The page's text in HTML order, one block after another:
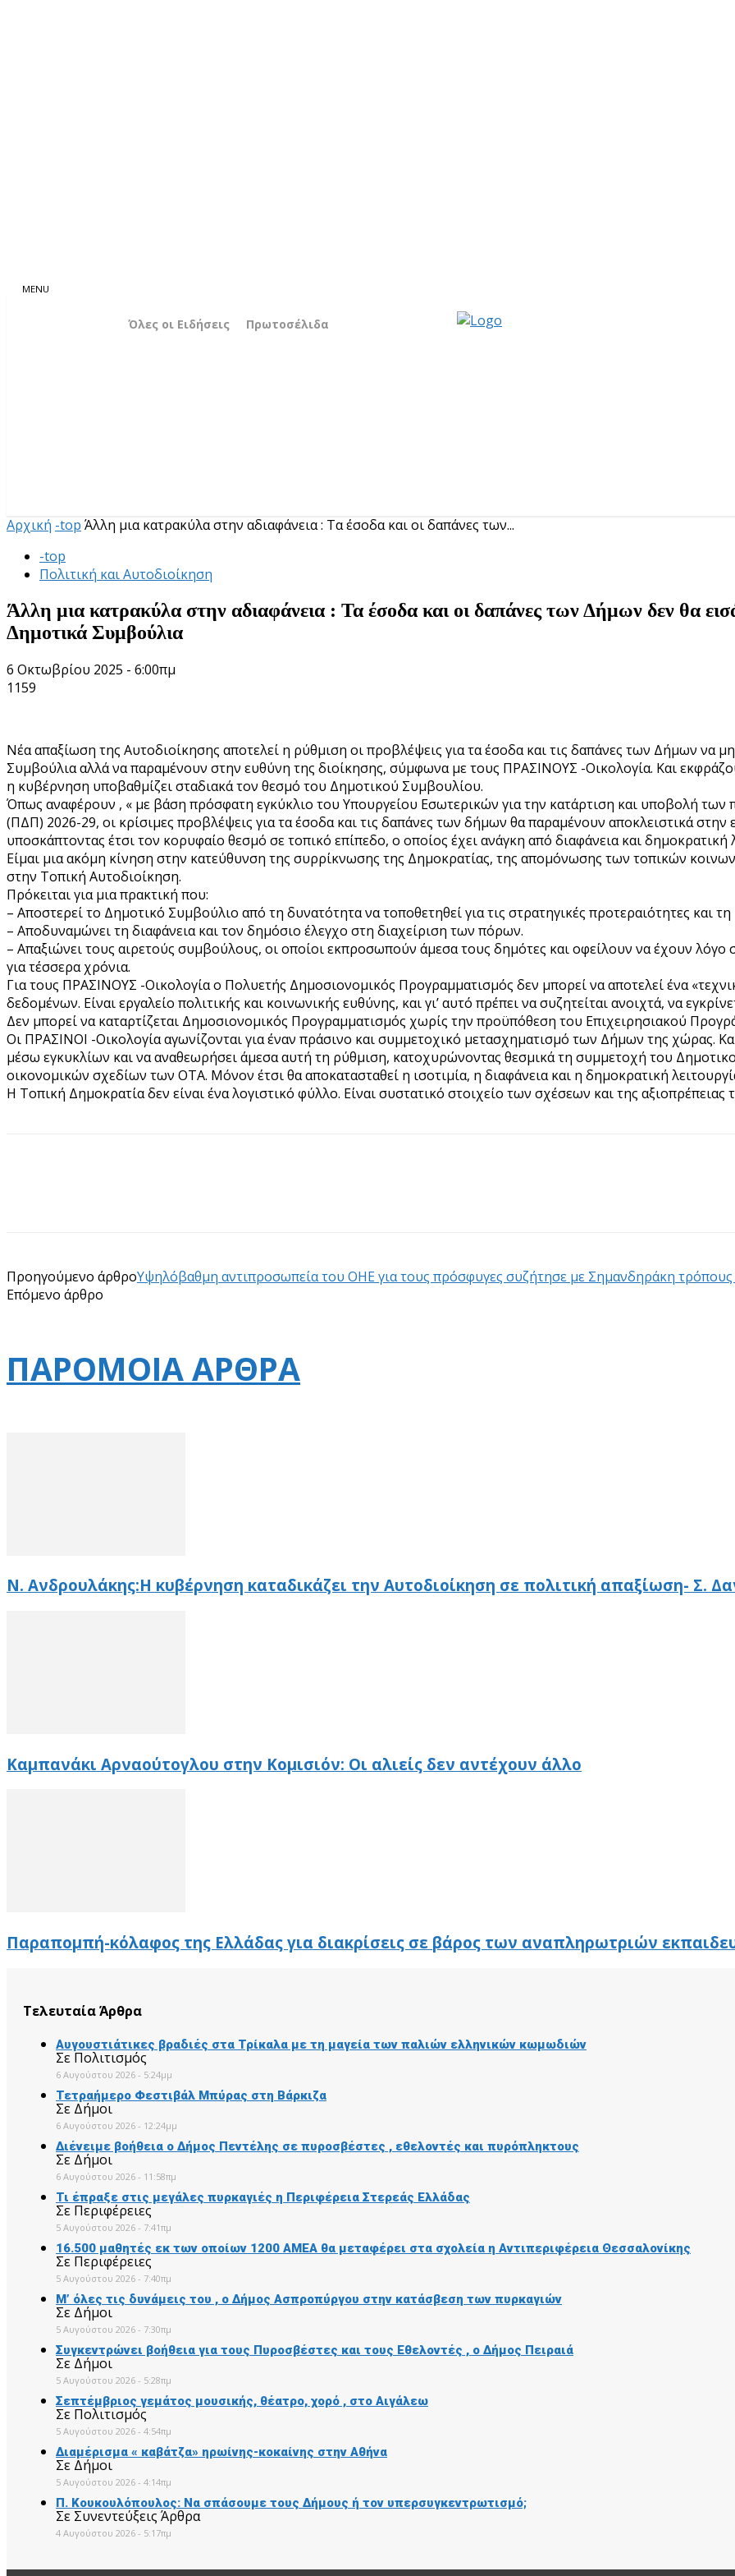
Όλες οι Ειδήσεις Πρωτοσέλιδα
Αρχική -top Άλλη μια κατρακύλα στην αδιαφάνεια : Τα έσοδα και οι δαπάνες των...
-top
Πολιτική και Αυτοδιοίκηση
Άλλη μια κατρακύλα στην αδιαφάνεια : Τα έσοδα και οι δαπάνες των Δήμων δεν θα
Δημοτικά Συμβούλια
6 Οκτωβρίου 2025 - 6:00πμ
1159
Νέα απαξίωση της Αυτοδιοίκησης αποτελεί η ρύθμιση οι προβλέψεις για τα έσοδα και τις δαπάνες των Δήμων να
Συμβούλια αλλά να παραμένουν στην ευθύνη της διοίκησης, σύμφωνα με τους ΠΡΑΣΙΝΟΥΣ -Οικολογία. Και
η κυβέρνηση υποβαθμίζει σταδιακά τον θεσμό του Δημοτικού Συμβουλίου.
Όπως αναφέρουν , « με βάση πρόσφατη εγκύκλιο του Υπουργείου Εσωτερικών για την κατάρτιση και υποβολή
(ΠΔΠ) 2026-29, οι κρίσιμες προβλέψεις για τα έσοδα και τις δαπάνες των δήμων θα παραμένουν αποκλειστικά
υποσκάπτοντας έτσι τον κορυφαίο θεσμό σε τοπικό επίπεδο, ο οποίος έχει ανάγκη από διαφάνεια και δημοκρατική
Είμαι μια ακόμη κίνηση στην κατεύθυνση της συρρίκνωσης της Δημοκρατίας, της απομόνωσης των τοπικών
στην Τοπική Αυτοδιοίκηση.
Πρόκειται για μια πρακτική που:
– Αποστερεί το Δημοτικό Συμβούλιο από τη δυνατότητα να τοποθετηθεί για τις στρατηγικές προτεραιότητες
– Αποδυναμώνει τη διαφάνεια και τον δημόσιο έλεγχο στη διαχείριση των πόρων.
– Απαξιώνει τους αιρετούς συμβούλους, οι οποίοι εκπροσωπούν άμεσα τους δημότες και οφείλουν να έχουν
για τέσσερα χρόνια.
Για τους ΠΡΑΣΙΝΟΥΣ -Οικολογία ο Πολυετής Δημοσιονομικός Προγραμματισμός δεν μπορεί να αποτελεί ένα
δεδομένων. Είναι εργαλείο πολιτικής και κοινωνικής ευθύνης, και γι’ αυτό πρέπει να συζητείται ανοιχτά, να
Δεν μπορεί να καταρτίζεται Δημοσιονομικός Προγραμματισμός χωρίς την προϋπόθεση του Επιχειρησιακού
Οι ΠΡΑΣΙΝΟΙ -Οικολογία αγωνίζονται για έναν πράσινο και συμμετοχικό μετασχηματισμό των Δήμων της χώρας.
μέσω εγκυκλίων και να αναθεωρήσει άμεσα αυτή τη ρύθμιση, κατοχυρώνοντας θεσμικά τη συμμετοχή του
οικονομικών σχεδίων των ΟΤΑ. Μόνον έτσι θα αποκατασταθεί η ισοτιμία, η διαφάνεια και η δημοκρατική
Η Τοπική Δημοκρατία δεν είναι ένα λογιστικό φύλλο. Είναι συστατικό στοιχείο των σχέσεων και της αξιοπρέπειας
Προηγούμενο άρθροΥψηλόβαθμη αντιπροσωπεία του ΟΗΕ για τους πρόσφυγες συζήτησε με Σημανδηράκη τρόπους
Επόμενο άρθρο
ΠΑΡΟΜΟΙΑ ΑΡΘΡΑ
Ν. Ανδρουλάκης:Η κυβέρνηση καταδικάζει την Αυτοδιοίκηση σε πολιτική απαξίωση- Σ.
Καμπανάκι Αρναούτογλου στην Κομισιόν: Οι αλιείς δεν αντέχουν άλλο
Παραπομπή-κόλαφος της Ελλάδας για διακρίσεις σε βάρος των αναπληρωτριών
Τελευταία Άρθρα
Αυγουστιάτικες βραδιές στα Τρίκαλα με τη μαγεία των παλιών ελληνικών κωμωδιών
Σε Πολιτισμός
6 Αυγούστου 2026 - 5:24μμ
Τετραήμερο Φεστιβάλ Μπύρας στη Βάρκιζα
Σε Δήμοι
6 Αυγούστου 2026 - 12:24μμ
Διένειμε βοήθεια ο Δήμος Πεντέλης σε πυροσβέστες , εθελοντές και πυρόπληκτους
Σε Δήμοι
6 Αυγούστου 2026 - 11:58πμ
Τι έπραξε στις μεγάλες πυρκαγιές η Περιφέρεια Στερεάς Ελλάδας
Σε Περιφέρειες
5 Αυγούστου 2026 - 7:41πμ
16.500 μαθητές εκ των οποίων 1200 ΑΜΕΑ θα μεταφέρει στα σχολεία η Αντιπεριφέρεια Θεσσαλονίκης
Σε Περιφέρειες
5 Αυγούστου 2026 - 7:40πμ
Μ’ όλες τις δυνάμεις του , ο Δήμος Ασπροπύργου στην κατάσβεση των πυρκαγιών
Σε Δήμοι
5 Αυγούστου 2026 - 7:30πμ
Συγκεντρώνει βοήθεια για τους Πυροσβέστες και τους Εθελοντές , ο Δήμος Πειραιά
Σε Δήμοι
5 Αυγούστου 2026 - 5:28πμ
Σεπτέμβριος γεμάτος μουσικής, θέατρο, χορό , στο Αιγάλεω
Σε Πολιτισμός
5 Αυγούστου 2026 - 4:54πμ
Διαμέρισμα « καβάτζα» ηρωίνης-κοκαίνης στην Αθήνα
Σε Δήμοι
5 Αυγούστου 2026 - 4:14πμ
Π. Κουκουλόπουλος: Να σπάσουμε τους Δήμους ή τον υπερσυγκεντρωτισμό;
Σε Συνεντεύξεις Άρθρα
4 Αυγούστου 2026 - 5:17πμ